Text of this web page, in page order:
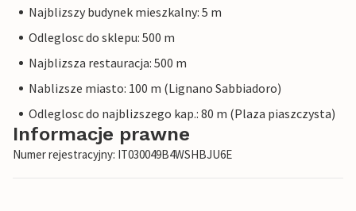
Najblizszy budynek mieszkalny: 5 m
Odleglosc do sklepu: 500 m
Najblizsza restauracja: 500 m
Nablizsze miasto: 100 m (Lignano Sabbiadoro)
Odleglosc do najblizszego kap.: 80 m (Plaza piaszczysta)
Informacje prawne
Numer rejestracyjny: IT030049B4WSHBJU6E